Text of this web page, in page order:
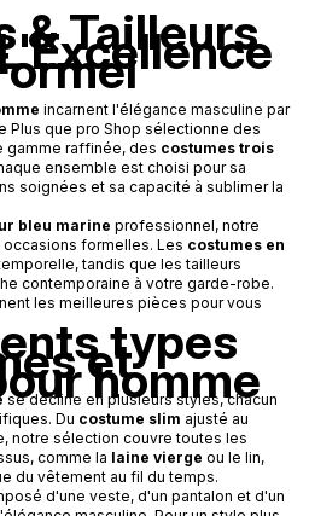
& Tailleurs
incarnent l'élégance masculine par
Plus que pro Shop sélectionne des
gamme raffinée, des costumes trois
ensemble est choisi pour sa
soignées et sa capacité à sublimer la
bleu marine professionnel, notre
formelles. Les costumes en
tandis que les tailleurs
contemporaine à votre garde-robe.
les meilleures pièces pour vous
types
et
homme
se décline en plusieurs styles, chacun
Du costume slim ajusté au
notre sélection couvre toutes les
comme la laine vierge ou le lin,
du vêtement au fil du temps.
d'une veste, d'un pantalon et d'un